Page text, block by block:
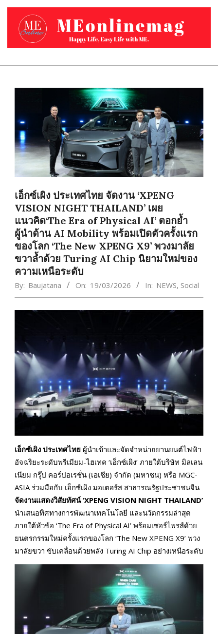
Skip
content
Primary
เอ็กซ์เผิง ประเทศไทย จัดงาน ‘XPENG
VISION NIGHT THAILAND’ เผย
แนวคิด‘The Era of Physical AI’ ตอกย้ำ
ผู้นำด้าน AI Mobility พร้อมเปิดตัวครั้งแรก
ของโลก ‘The New XPENG X9’ พวงมาลัย
ขวาล้ำด้วย Turing AI Chip นิยามใหม่ของ
ความเหนือระดับ
By: Baujatana On: 19/03/2026 In: NEWS, Social
เอ็กซ์เผิง ประเทศไทย ผู้นำเข้าและจัดจำหน่ายยานยนต์ไฟฟ้า
อัจฉริยะระดับพรีเมียม-ไฮเทค ‘เอ็กซ์เผิง’ ภายใต้บริษัท มิลเลน
เนียม กรุ๊ป คอร์ปอเรชั่น (เอเชีย) จำกัด (มหาชน) หรือ MGC-
ASIA ร่วมมือกับ เอ็กซ์เผิง มอเตอร์ส สาธารณรัฐประชาชนจีน
จัดงานแสดงวิสัยทัศน์ ‘XPENG VISION NIGHT THAILAND’
นำเสนอทิศทางการพัฒนาเทคโนโลยี และนวัตกรรมล่าสุด
ภายใต้หัวข้อ ‘The Era of Physical AI’ พร้อมเซอร์ไพรส์ด้วย
ยนตรกรรมใหม่ครั้งแรกของโลก ‘The New XPENG X9’ พวง
มาลัยขวา ขับเคลื่อนด้วยพลัง Turing AI Chip อย่างเหนือระดับ